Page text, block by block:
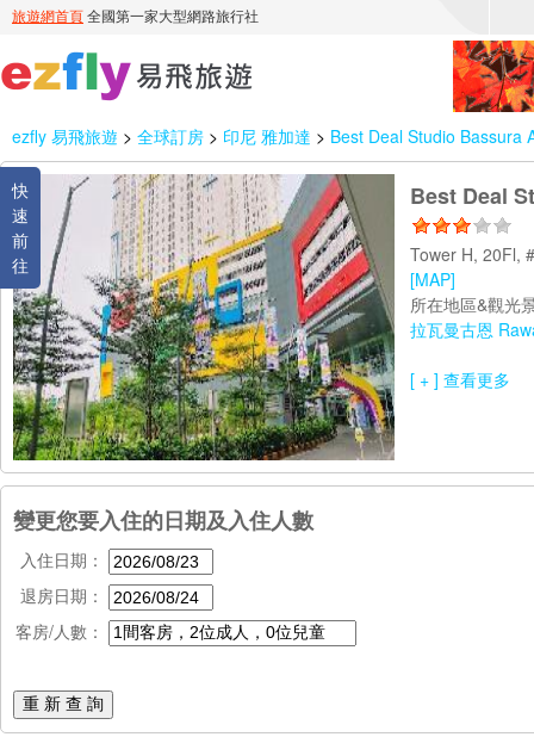
ezfly 易飛旅遊 > 全球訂房 > 印尼 雅加達 > Best Deal Studio Bassura
快
速
前
往
Best Deal
Tower H, 20Fl,
[MAP]
所在地區&觀光
拉瓦曼古恩
[ + ] 查看更多
變更您要入住的日期及入住人數
入住日期：
退房日期：
客房/人數：
重 新 查 詢